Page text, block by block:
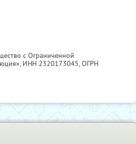
с Ограниченной
ИНН 2320173045, ОГРН